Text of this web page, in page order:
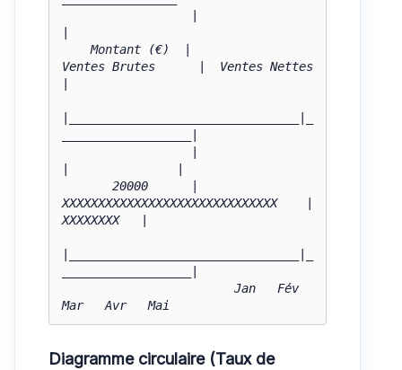
    Montant (€)  |
Ventes Brutes      |  Ventes Nettes
XXXXXXXXXXXXXXXXXXXXXXXXXXXXXX    |
XXXXXXXX   |
Mar   Avr   Mai
Diagramme circulaire (Taux de